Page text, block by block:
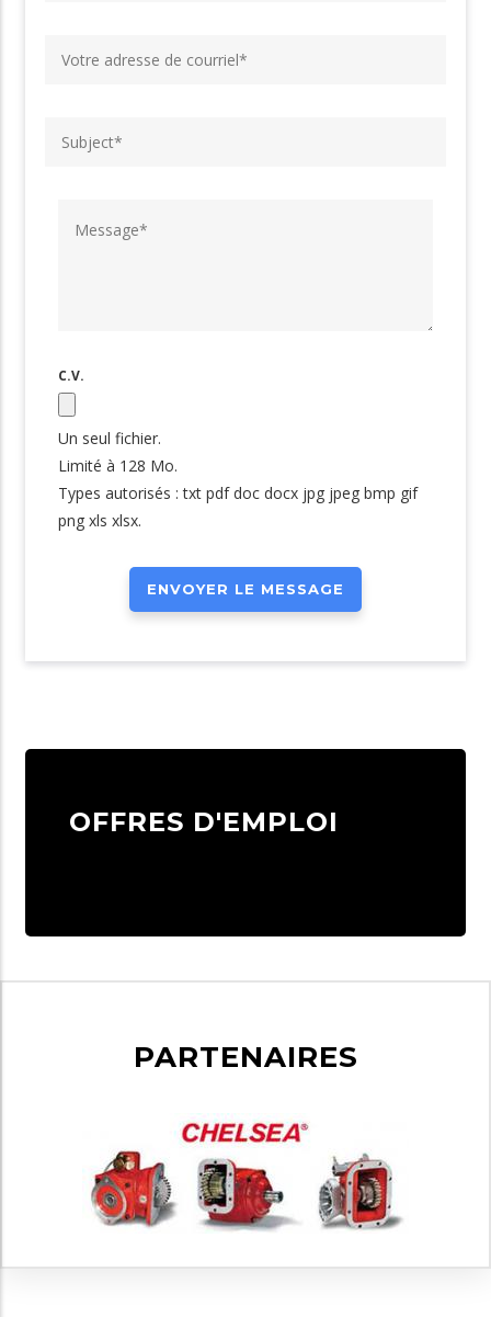
C.V.
Un seul fichier.
Limité à 128 Mo.
Types autorisés : txt pdf doc docx jpg jpeg bmp gif
png xls xlsx.
OFFRES D'EMPLOI
PARTENAIRES